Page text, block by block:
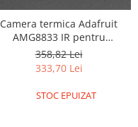
Camera termica Adafruit
AMG8833 IR pentru
FeatherWing
358,82 Lei
333,70 Lei
STOC EPUIZAT